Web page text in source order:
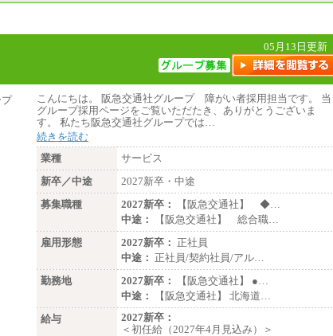
05月13日更新
こんにちは。 阪急交通社グループ 障がい者採用担当です。 当
グループ採用ページをご覧いただたき、ありがとうございま
す。 私たち阪急交通社グループでは…
続きを読む
業種
サービス
新卒／中途
2027新卒・中途
募集職種
2027新卒：
【阪急交通社】 ◆…
中途：
【阪急交通社】 総合職…
雇用形態
2027新卒： 正社員
中途： 正社員/契約社員/アル…
勤務地
2027新卒：
【阪急交通社】 ●…
中途：
【阪急交通社】 北海道…
給与
2027新卒：
＜初任給（2027年4月見込み）＞